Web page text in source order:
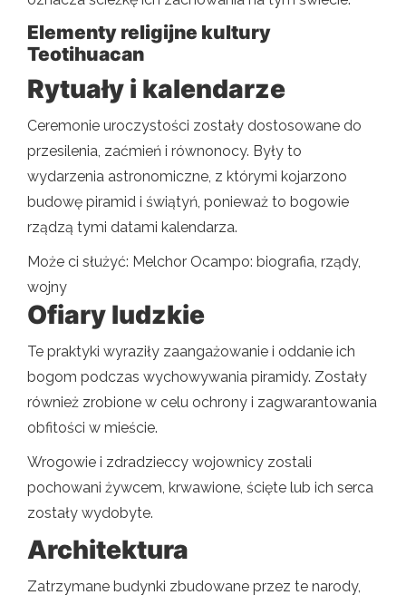
Elementy religijne kultury
Teotihuacan
Rytuały i kalendarze
Ceremonie uroczystości zostały dostosowane do
przesilenia, zaćmień i równonocy. Były to
wydarzenia astronomiczne, z którymi kojarzono
budowę piramid i świątyń, ponieważ to bogowie
rządzą tymi datami kalendarza.
Może ci służyć: Melchor Ocampo: biografia, rządy,
wojny
Ofiary ludzkie
Te praktyki wyraziły zaangażowanie i oddanie ich
bogom podczas wychowywania piramidy. Zostały
również zrobione w celu ochrony i zagwarantowania
obfitości w mieście.
Wrogowie i zdradzieccy wojownicy zostali
pochowani żywcem, krwawione, ścięte lub ich serca
zostały wydobyte.
Architektura
Zatrzymane budynki zbudowane przez te narody,